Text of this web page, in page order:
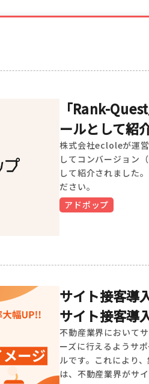
「Rank-
ールとして紹
株式会社ecloleが運
してコンバージョン
して紹介されました
ださい。
アドポップ
サイト接客導
サイト接客導
不動産業界において
ーズに行えるようサ
ルです。これにより
は、不動産業界がサ